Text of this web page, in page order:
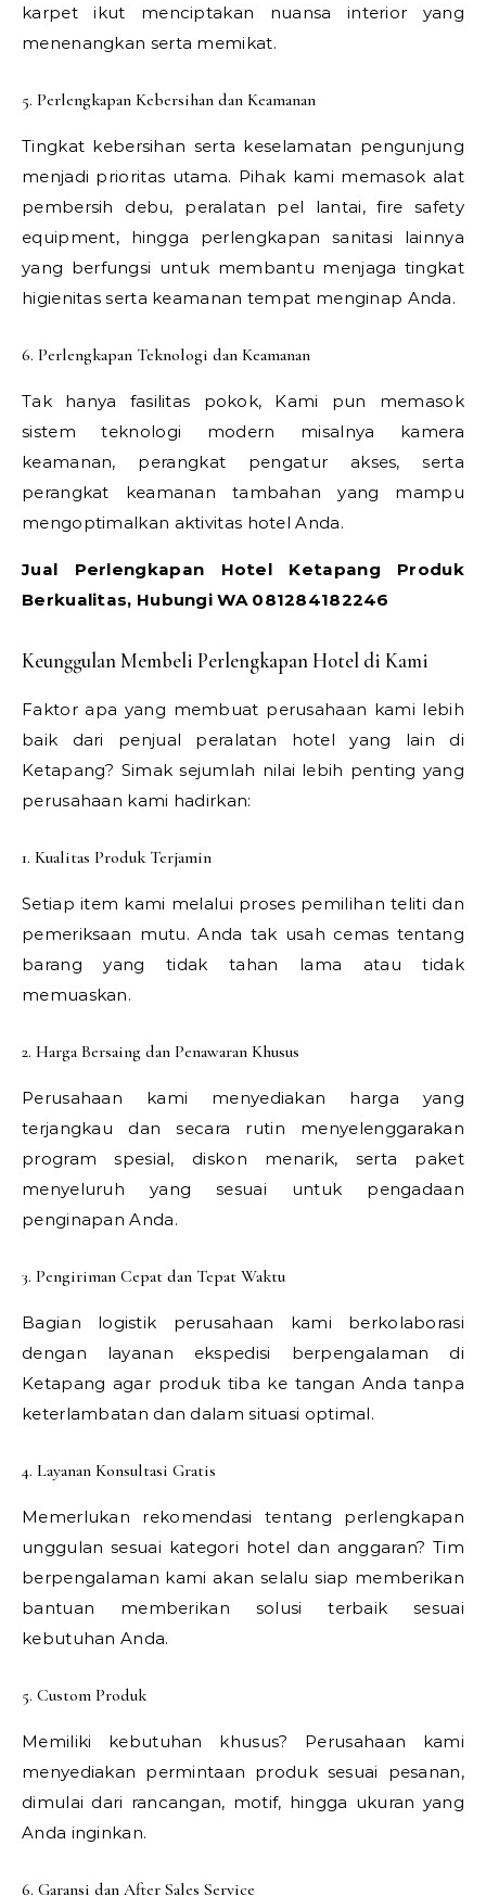
karpet ikut menciptakan nuansa interior yang
menenangkan serta memikat.
5. Perlengkapan Kebersihan dan Keamanan
Tingkat kebersihan serta keselamatan pengunjung
menjadi prioritas utama. Pihak kami memasok alat
pembersih debu, peralatan pel lantai, fire safety
equipment, hingga perlengkapan sanitasi lainnya
yang berfungsi untuk membantu menjaga tingkat
higienitas serta keamanan tempat menginap Anda.
6. Perlengkapan Teknologi dan Keamanan
Tak hanya fasilitas pokok, Kami pun memasok
sistem teknologi modern misalnya kamera
keamanan, perangkat pengatur akses, serta
perangkat keamanan tambahan yang mampu
mengoptimalkan aktivitas hotel Anda.
Jual Perlengkapan Hotel Ketapang Produk
Berkualitas, Hubungi WA 081284182246
Keunggulan Membeli Perlengkapan Hotel di Kami
Faktor apa yang membuat perusahaan kami lebih
baik dari penjual peralatan hotel yang lain di
Ketapang? Simak sejumlah nilai lebih penting yang
perusahaan kami hadirkan:
1. Kualitas Produk Terjamin
Setiap item kami melalui proses pemilihan teliti dan
pemeriksaan mutu. Anda tak usah cemas tentang
barang yang tidak tahan lama atau tidak
memuaskan.
2. Harga Bersaing dan Penawaran Khusus
Perusahaan kami menyediakan harga yang
terjangkau dan secara rutin menyelenggarakan
program spesial, diskon menarik, serta paket
menyeluruh yang sesuai untuk pengadaan
penginapan Anda.
3. Pengiriman Cepat dan Tepat Waktu
Bagian logistik perusahaan kami berkolaborasi
dengan layanan ekspedisi berpengalaman di
Ketapang agar produk tiba ke tangan Anda tanpa
keterlambatan dan dalam situasi optimal.
4. Layanan Konsultasi Gratis
Memerlukan rekomendasi tentang perlengkapan
unggulan sesuai kategori hotel dan anggaran? Tim
berpengalaman kami akan selalu siap memberikan
bantuan memberikan solusi terbaik sesuai
kebutuhan Anda.
5. Custom Produk
Memiliki kebutuhan khusus? Perusahaan kami
menyediakan permintaan produk sesuai pesanan,
dimulai dari rancangan, motif, hingga ukuran yang
Anda inginkan.
6. Garansi dan After Sales Service